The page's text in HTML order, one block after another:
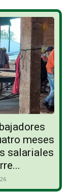
meses
salariales